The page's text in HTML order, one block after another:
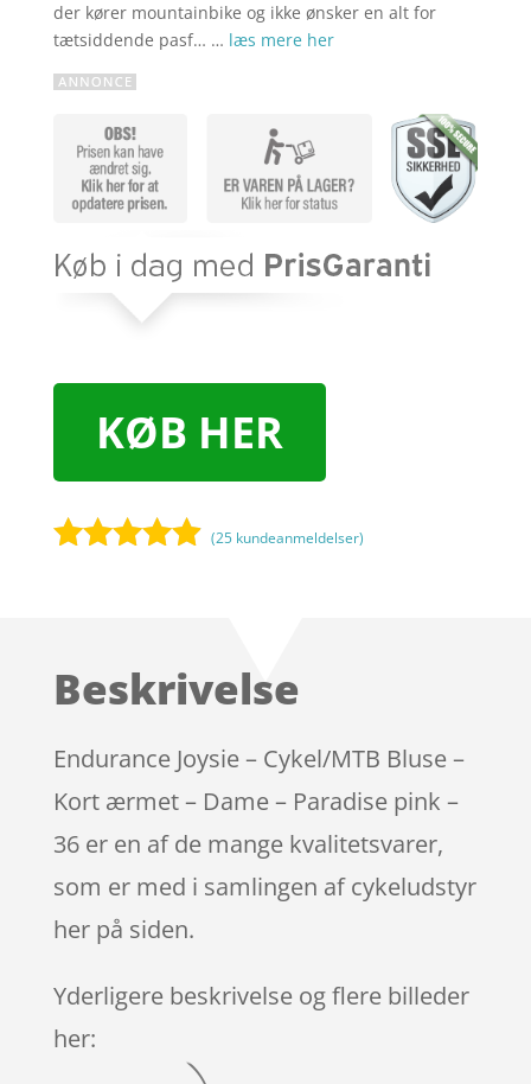
der kører mountainbike og ikke ønsker en alt for
tætsiddende pasf… … læs mere her
KØB HER
kundebedø
(25 kundeanmeldelser)
Beskrivelse
Endurance Joysie – Cykel/MTB Bluse –
Kort ærmet – Dame – Paradise pink –
36 er en af de mange kvalitetsvarer,
som er med i samlingen af cykeludstyr
her på siden.
Yderligere beskrivelse og flere billeder
her: